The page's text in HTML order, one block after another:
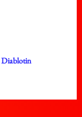
Diablotin